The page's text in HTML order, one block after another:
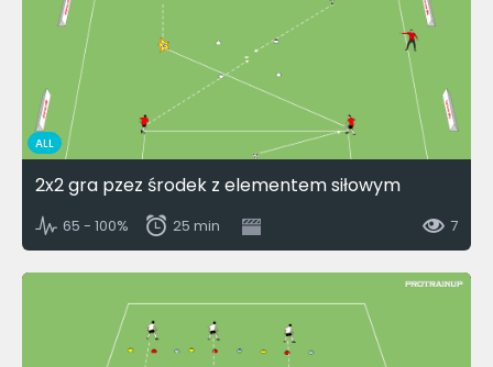
ALL
2x2 gra pzez środek z elementem siłowym
65 - 100% 25 min 7